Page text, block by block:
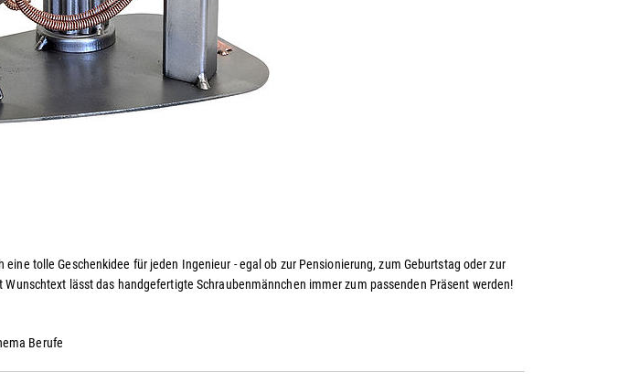
tolle Geschenkidee für jeden Ingenieur - egal ob zur Pensionierung, zum Geburtstag oder zur
lässt das handgefertigte Schraubenmännchen immer zum passenden Präsent werden!
Berufe